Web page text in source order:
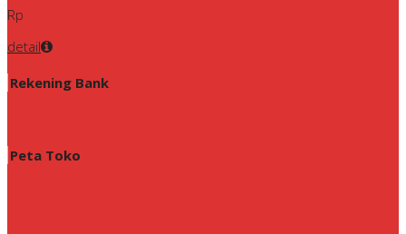
Rp
detail
Rekening Bank
Peta Toko